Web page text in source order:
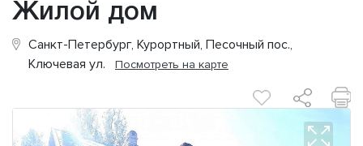
Жилой дом
Санкт-Петербург, Курортный, Песочный пос.,
Ключевая ул. Посмотреть на карте